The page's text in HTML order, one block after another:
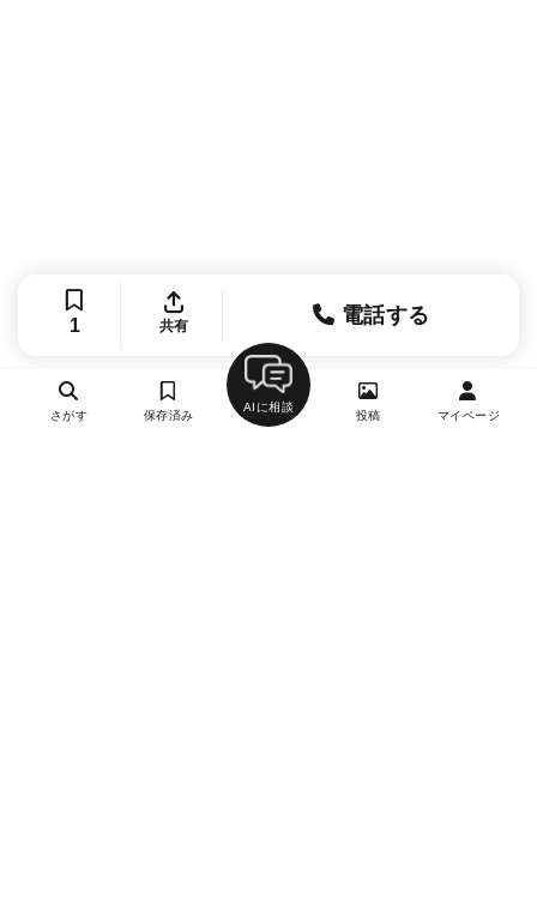
1 共有 電話する
さがす 保存済み
AIに相談
投稿 マイページ